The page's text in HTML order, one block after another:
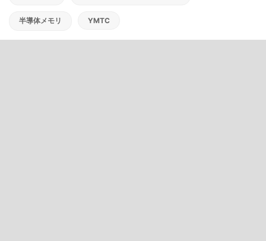
半導体メモリ YMTC